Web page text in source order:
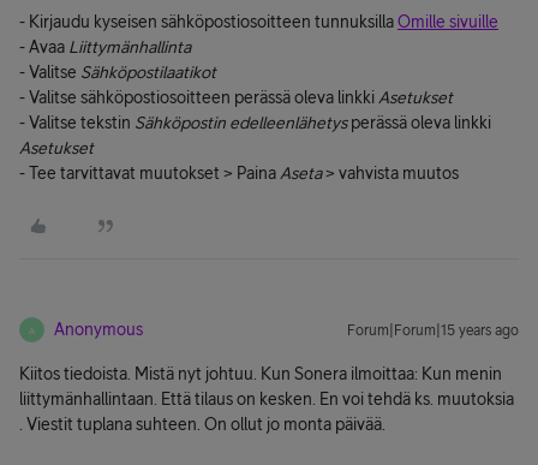
- Kirjaudu kyseisen sähköpostiosoitteen tunnuksillaOmille sivuille
- Avaa Liittymänhallinta
- Valitse Sähköpostilaatikot
- Valitse sähköpostiosoitteen perässä oleva linkki Asetukset
- Valitse tekstin Sähköpostin edelleenlähetysperässä oleva linkki
Asetukset
- Tee tarvittavat muutokset > Paina Aseta> vahvista muutos
A Anonymous Forum|Forum|15 years ago
Kiitos tiedoista. Mistä nyt johtuu. Kun Sonera ilmoittaa: Kun menin
liittymänhallintaan. Että tilaus on kesken. En voi tehdä ks. muutoksia
. Viestit tuplana suhteen. On ollut jo monta päivää.